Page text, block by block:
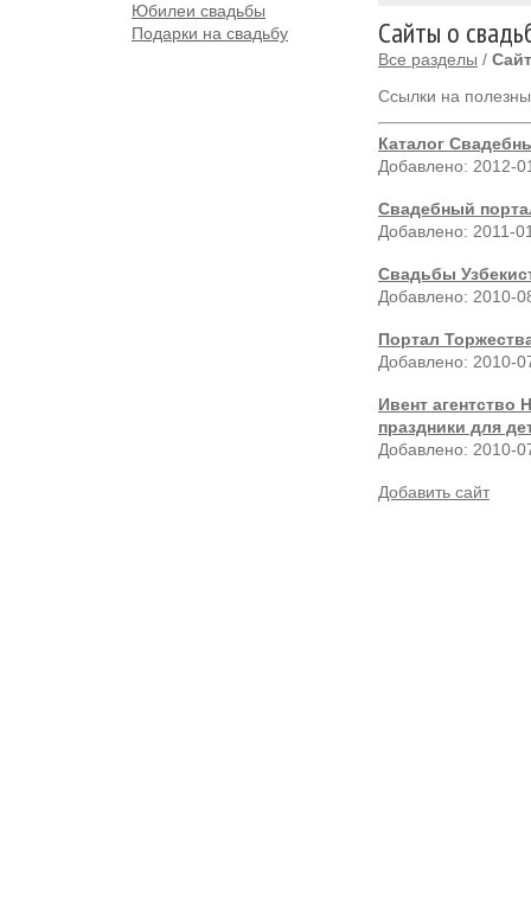
Юбилеи свадьбы
Подарки на свадьбу
Сайты о
Все разделы /
Ссылки на
Каталог
Добавлено: 2012-
Свадебный
Добавлено: 2011-
Свадьбы
Добавлено: 2010-
Портал
Добавлено: 2010-
Ивент
праздники для
Добавлено: 2010-
Добавить сайт